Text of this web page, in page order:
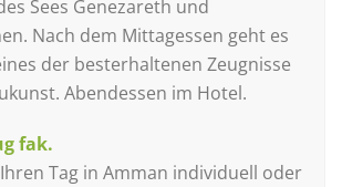
Sees Genezareth und
Nach dem Mittagessen geht es
der besterhaltenen Zeugnisse
Abendessen im Hotel.
fak.
Tag in Amman individuell oder